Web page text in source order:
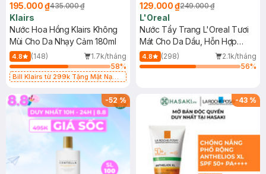
195.000 ₫435.000 ₫
Klairs
Nước Hoa Hồng Klairs Không
Mùi Cho Da Nhạy Cảm 180ml
4.8 (148)
1.7k/tháng
58%
Bill Klairs từ 299k Tặng Mặt Nạ
25ml (SL Có Hạn)
129.000 ₫249.000 ₫
L'Oreal
Nước Tẩy Trang L'Oreal Tươi
Mát Cho Da Dầu, Hỗn Hợp
400ml
4.8 (298)
2.1k/tháng
56%
-52% -43 %